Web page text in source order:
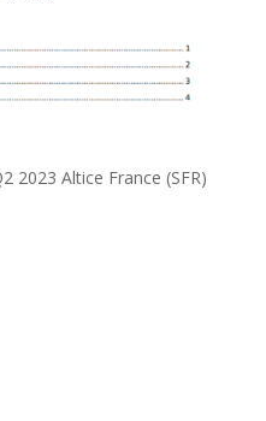
2023 Altice France (SFR)